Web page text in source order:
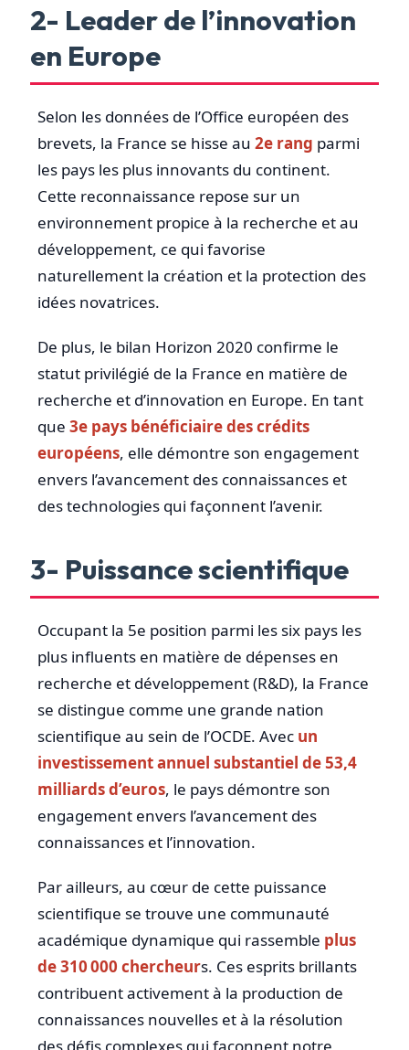
2- Leader de l’innovation
en Europe
Selon les données de l’Office européen des
brevets, la France se hisse au 2e rang parmi
les pays les plus innovants du continent.
Cette reconnaissance repose sur un
environnement propice à la recherche et au
développement, ce qui favorise
naturellement la création et la protection des
idées novatrices.
De plus, le bilan Horizon 2020 confirme le
statut privilégié de la France en matière de
recherche et d’innovation en Europe. En tant
que 3e pays bénéficiaire des crédits
européens, elle démontre son engagement
envers l’avancement des connaissances et
des technologies qui façonnent l’avenir.
3- Puissance scientifique
Occupant la 5e position parmi les six pays les
plus influents en matière de dépenses en
recherche et développement (R&D), la France
se distingue comme une grande nation
scientifique au sein de l’OCDE. Avec un
investissement annuel substantiel de 53,4
milliards d’euros, le pays démontre son
engagement envers l’avancement des
connaissances et l’innovation.
Par ailleurs, au cœur de cette puissance
scientifique se trouve une communauté
académique dynamique qui rassemble plus
de 310 000 chercheurs. Ces esprits brillants
contribuent activement à la production de
connaissances nouvelles et à la résolution